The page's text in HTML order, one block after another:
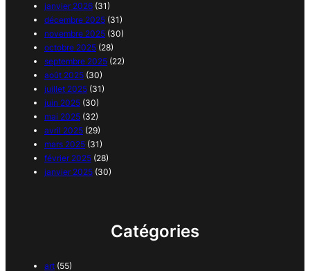
janvier 2026 (31)
décembre 2025 (31)
novembre 2025 (30)
octobre 2025 (28)
septembre 2025 (22)
août 2025 (30)
juillet 2025 (31)
juin 2025 (30)
mai 2025 (32)
avril 2025 (29)
mars 2025 (31)
février 2025 (28)
janvier 2025 (30)
Catégories
art (55)